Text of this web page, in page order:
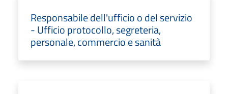
Responsabile dell'ufficio o del servizio
- Ufficio protocollo, segreteria,
personale, commercio e sanità